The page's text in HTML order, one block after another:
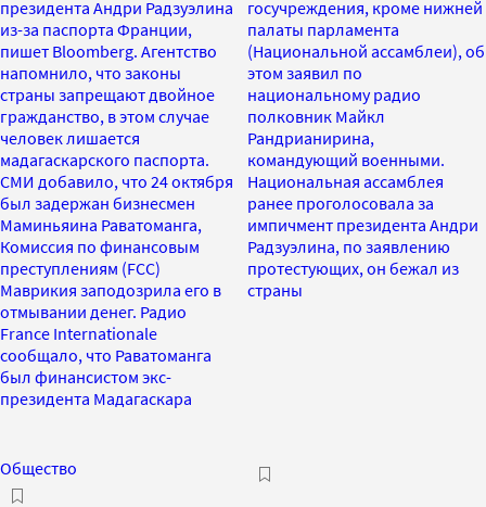
президента Андри Радзуэлина
из-за паспорта Франции,
пишет Bloomberg. Агентство
напомнило, что законы
страны запрещают двойное
гражданство, в этом случае
человек лишается
мадагаскарского паспорта.
СМИ добавило, что 24 октября
был задержан бизнесмен
Маминьяина Раватоманга,
Комиссия по финансовым
преступлениям (FCC)
Маврикия заподозрила его в
отмывании денег. Радио
France Internationale
сообщало, что Раватоманга
был финансистом экс-
президента Мадагаскара
госучреждения, кроме нижней
палаты парламента
(Национальной ассамблеи), об
этом заявил по
национальному радио
полковник Майкл
Рандрианирина,
командующий военными.
Национальная ассамблея
ранее проголосовала за
импичмент президента Андри
Радзуэлина, по заявлению
протестующих, он бежал из
страны
Общество